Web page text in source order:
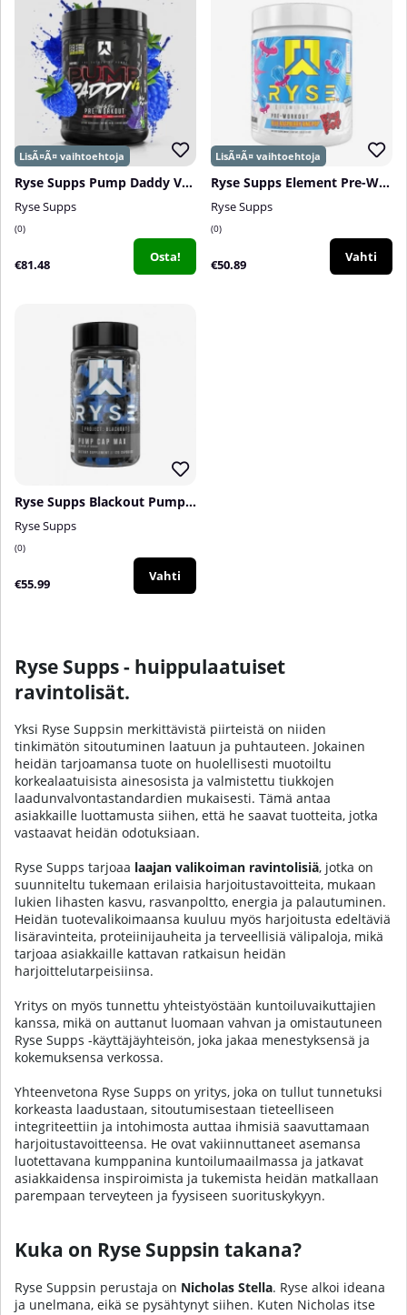
Ryse Supps Pump Daddy V2, 40 serv.
Ryse Supps
0
€81.48 Osta!
Ryse Supps Element Pre-Workout, 25 serv.
Ryse Supps
0
€50.89 Vahti
Ryse Supps Blackout Pump Cap Max, 120 caps
Ryse Supps
0
€55.99 Vahti
Ryse Supps - huippulaatuiset
ravintolisät.
Yksi Ryse Suppsin merkittävistä piirteistä on niiden
tinkimätön sitoutuminen laatuun ja puhtauteen. Jokainen
heidän tarjoamansa tuote on huolellisesti muotoiltu
korkealaatuisista ainesosista ja valmistettu tiukkojen
laadunvalvontastandardien mukaisesti. Tämä antaa
asiakkaille luottamusta siihen, että he saavat tuotteita, jotka
vastaavat heidän odotuksiaan.
Ryse Supps tarjoaa laajan valikoiman ravintolisiä, jotka on
suunniteltu tukemaan erilaisia harjoitustavoitteita, mukaan
lukien lihasten kasvu, rasvanpoltto, energia ja palautuminen.
Heidän tuotevalikoimaansa kuuluu myös harjoitusta edeltäviä
lisäravinteita, proteiinijauheita ja terveellisiä välipaloja, mikä
tarjoaa asiakkaille kattavan ratkaisun heidän
harjoittelutarpeisiinsa.
Yritys on myös tunnettu yhteistyöstään kuntoiluvaikuttajien
kanssa, mikä on auttanut luomaan vahvan ja omistautuneen
Ryse Supps -käyttäjäyhteisön, joka jakaa menestyksensä ja
kokemuksensa verkossa.
Yhteenvetona Ryse Supps on yritys, joka on tullut tunnetuksi
korkeasta laadustaan, sitoutumisestaan tieteelliseen
integriteettiin ja intohimosta auttaa ihmisiä saavuttamaan
harjoitustavoitteensa. He ovat vakiinnuttaneet asemansa
luotettavana kumppanina kuntoilumaailmassa ja jatkavat
asiakkaidensa inspiroimista ja tukemista heidän matkallaan
parempaan terveyteen ja fyysiseen suorituskykyyn.
Kuka on Ryse Suppsin takana?
Ryse Suppsin perustaja on Nicholas Stella. Ryse alkoi ideana
ja unelmana, eikä se pysähtynyt siihen. Kuten Nicholas itse